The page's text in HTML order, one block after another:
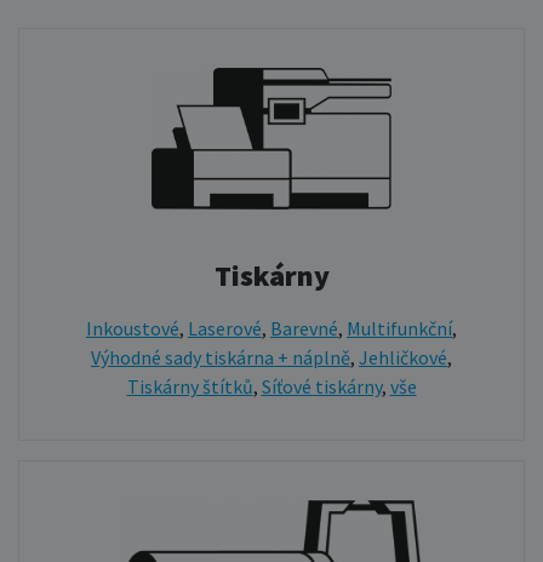
Tiskárny
Inkoustové, Laserové, Barevné, Multifunkční,
Výhodné sady tiskárna + náplně, Jehličkové,
Tiskárny štítků, Síťové tiskárny, vše